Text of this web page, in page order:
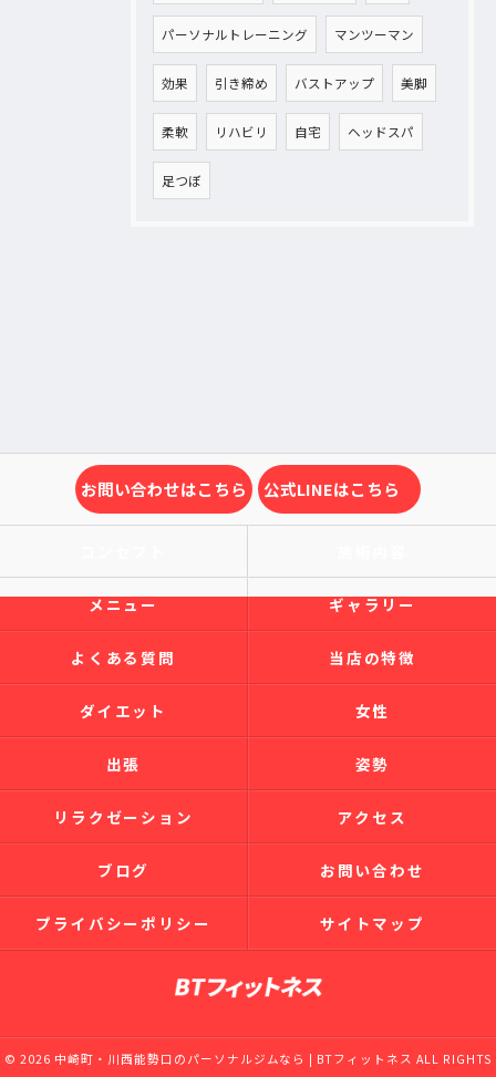
パーソナルトレーニング マンツーマン
効果 引き締め バストアップ 美脚
柔軟 リハビリ 自宅 ヘッドスパ
足つぼ
お問い合わせはこちら 公式LINEはこちら
メニュー ギャラリー
よくある質問 当店の特徴
ダイエット 女性
出張 姿勢
リラクゼーション アクセス
ブログ お問い合わせ
プライバシーポリシー サイトマップ
© 2026 中崎町・川西能勢口のパーソナルジムなら | BTフィットネス ALL RIGHTS